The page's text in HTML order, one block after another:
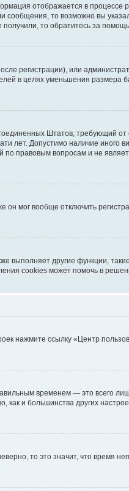
отображается в
сообщения, то возможно вы
то обратитесь за
регистрации), или
в целях уменьшения размера
Штатов, требующий
лет. Допустимо наличие иного
правовым вопросам и не
мог вообще отключить
другие функции,
cookies может помочь в
нажмите ссылку «Центр
временем — это всего
как и большинства других
то это значит, что время